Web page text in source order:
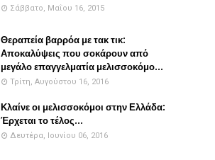
Σάββατο, Μαΐου 16, 2015
Θεραπεία βαρρόα με τακ τικ:
Αποκαλύψεις που σοκάρουν από
μεγάλο επαγγελματία μελισσοκόμο...
Τρίτη, Αυγούστου 16, 2016
Κλαίνε οι μελισσοκόμοι στην Ελλάδα:
Έρχεται το τέλος...
Δευτέρα, Ιουνίου 06, 2016